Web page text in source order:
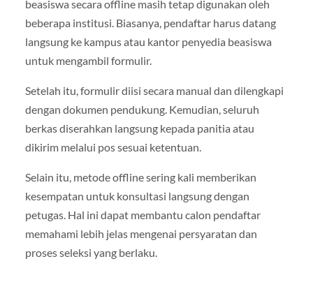
beasiswa secara offline masih tetap digunakan oleh
beberapa institusi. Biasanya, pendaftar harus datang
langsung ke kampus atau kantor penyedia beasiswa
untuk mengambil formulir.
Setelah itu, formulir diisi secara manual dan dilengkapi
dengan dokumen pendukung. Kemudian, seluruh
berkas diserahkan langsung kepada panitia atau
dikirim melalui pos sesuai ketentuan.
Selain itu, metode offline sering kali memberikan
kesempatan untuk konsultasi langsung dengan
petugas. Hal ini dapat membantu calon pendaftar
memahami lebih jelas mengenai persyaratan dan
proses seleksi yang berlaku.